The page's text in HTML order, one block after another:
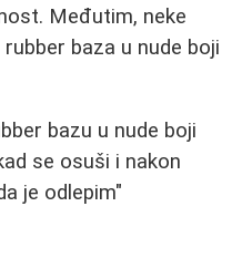
Međutim, neke
baza u nude boji
bazu u nude boji
se osuši i nakon
je odlepim"